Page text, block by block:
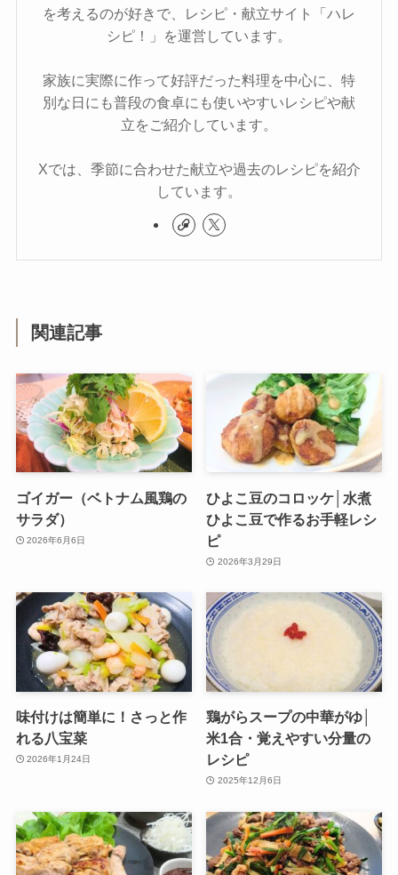
を考えるのが好きで、レシピ・献立サイト「ハレ
シピ！」を運営しています。
家族に実際に作って好評だった料理を中心に、特
別な日にも普段の食卓にも使いやすいレシピや献
立をご紹介しています。
Xでは、季節に合わせた献立や過去のレシピを紹介
しています。
関連記事
ゴイガー（ベトナム風鶏の
サラダ）
2026年6月6日
ひよこ豆のコロッケ│水煮
ひよこ豆で作るお手軽レシ
ピ
2026年3月29日
味付けは簡単に！さっと作
れる八宝菜
2026年1月24日
鶏がらスープの中華がゆ│
米1合・覚えやすい分量の
レシピ
2025年12月6日